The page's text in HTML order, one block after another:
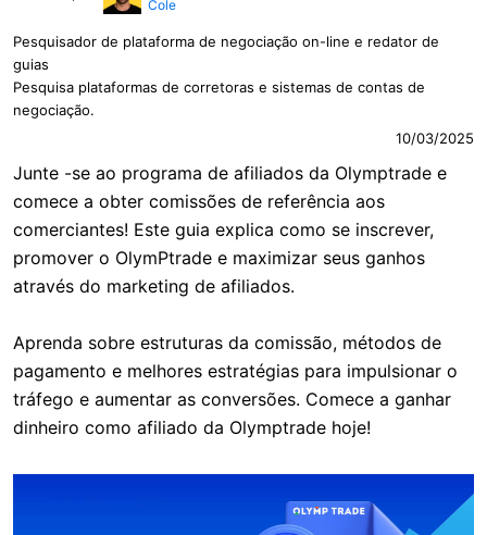
Cole
Pesquisador de plataforma de negociação on-line e redator de
guias
Pesquisa plataformas de corretoras e sistemas de contas de
negociação.
10/03/2025
Junte -se ao programa de afiliados da Olymptrade e
comece a obter comissões de referência aos
comerciantes! Este guia explica como se inscrever,
promover o OlymPtrade e maximizar seus ganhos
através do marketing de afiliados.
Aprenda sobre estruturas da comissão, métodos de
pagamento e melhores estratégias para impulsionar o
tráfego e aumentar as conversões. Comece a ganhar
dinheiro como afiliado da Olymptrade hoje!